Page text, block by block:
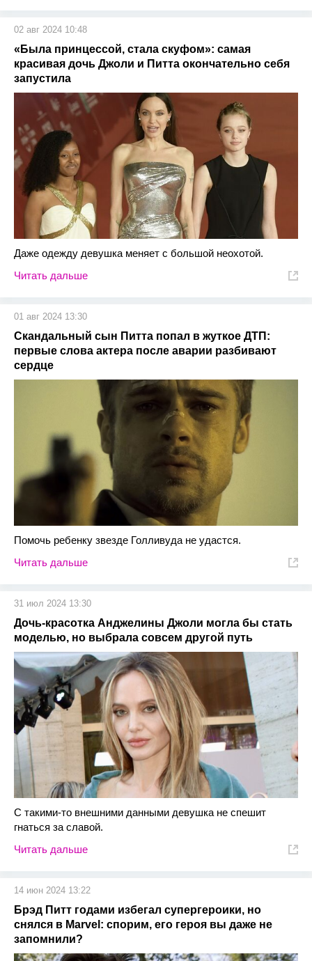
02 авг 2024 10:48
«Была принцессой, стала скуфом»: самая
красивая дочь Джоли и Питта окончательно себя
запустила
Даже одежду девушка меняет с большой неохотой.
Читать дальше
01 авг 2024 13:30
Скандальный сын Питта попал в жуткое ДТП:
первые слова актера после аварии разбивают
сердце
Помочь ребенку звезде Голливуда не удастся.
Читать дальше
31 июл 2024 13:30
Дочь-красотка Анджелины Джоли могла бы стать
моделью, но выбрала совсем другой путь
С такими-то внешними данными девушка не спешит
гнаться за славой.
Читать дальше
14 июн 2024 13:22
Брэд Питт годами избегал супергероики, но
снялся в Marvel: спорим, его героя вы даже не
запомнили?